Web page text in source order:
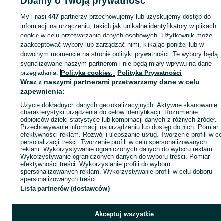
sprzedającym
Zaloguj się / Załóż konto
Kup
My i nasi447 partnerzy przechowujemy lub uzyskujemy dostęp do
informacji na urządzeniu, takich jak unikalne identyfikatory w plikach
cookie w celu przetwarzania danych osobowych. Użytkownik może
zaakceptować wybory lub zarządzać nimi, klikając poniżej lub w
dowolnym momencie na stronie polityki prywatności. Te wybory będą
sygnalizowane naszym partnerom i nie będą miały wpływu na dane
przeglądania. Polityka cookies, Polityka Prywatności
Wraz z naszymi partnerami przetwarzamy dane w celu
zapewnienia:
Użycie dokładnych danych geolokalizacyjnych. Aktywne skanowanie
charakterystyki urządzenia do celów identyfikacji. Rozumienie
odbiorców dzięki statystyce lub kombinacji danych z różnych źródeł.
Przechowywanie informacji na urządzeniu lub dostęp do nich. Pomiar
efektywności reklam. Rozwój i ulepszanie usług. Tworzenie profili w
personalizacji treści. Tworzenie profili w celu spersonalizowanych
reklam. Wykorzystywanie ograniczonych danych do wyboru reklam.
Wykorzystywanie ograniczonych danych do wyboru treści. Pomiar
efektywności treści. Wykorzystanie profili do wyboru
spersonalizowanych reklam. Wykorzystywanie profili w celu doboru
spersonalizowanych treści.
Lista partnerów (dostawców)
Akceptuj wszystkie